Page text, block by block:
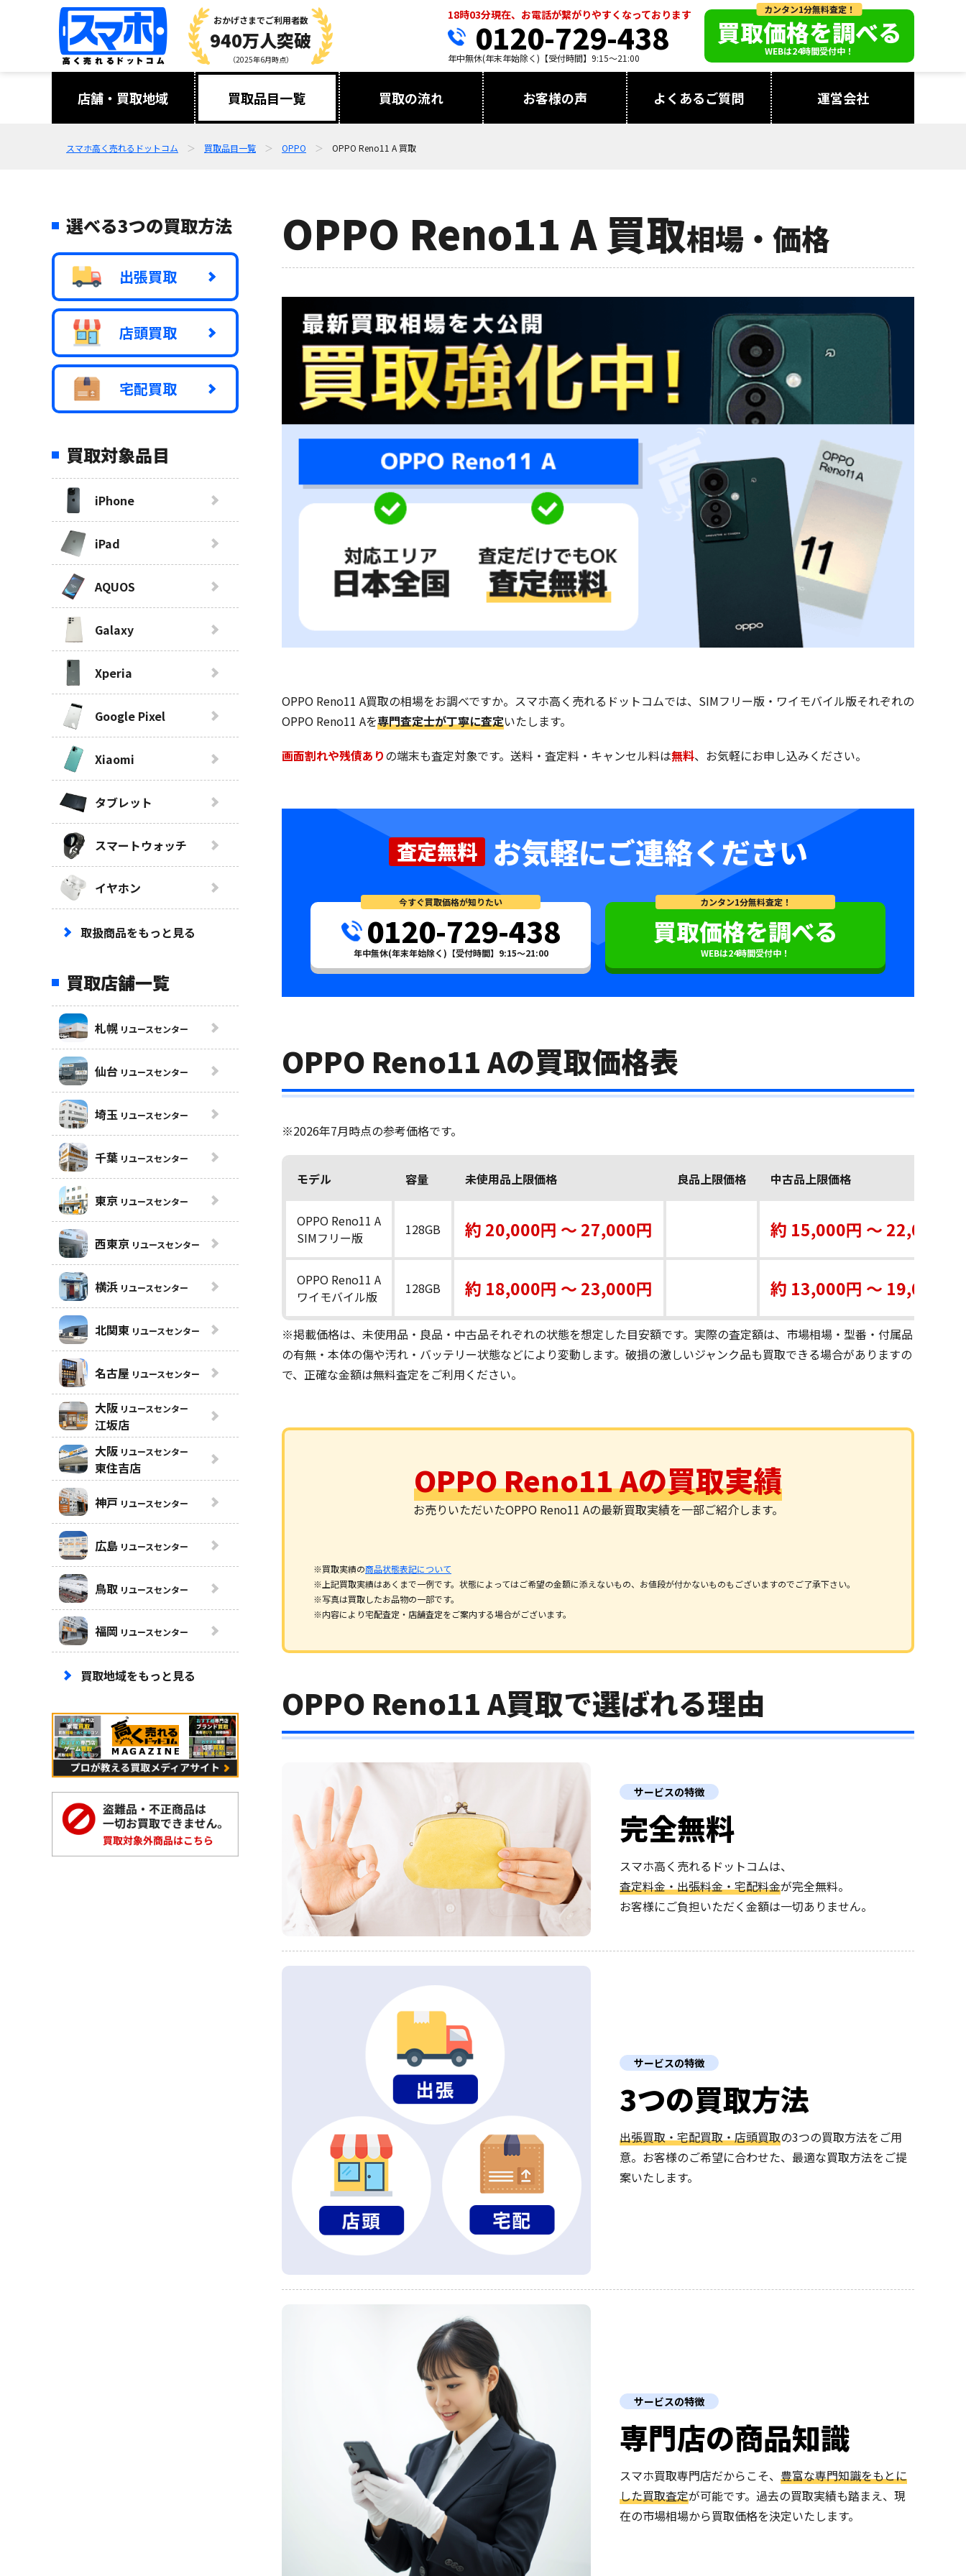
おかげさまでご利用者数
940万人突破
（2025年6月時点）
18時03分現在、お電話が繋がりやすくなっております
0120-729-438
年中無休(年末年始除く)【受付時間】9:15～21:00
カンタン1分無料査定！
買取価格を調べる
WEBは24時間受付中！
店舗・買取地域 買取品目一覧 買取の流れ お客様の声 よくあるご質問 運営会社
スマホ高く売れるドットコム 買取品目一覧 OPPO OPPO Reno11 A 買取
OPPO Reno11 A 買取相場・価格
OPPO Reno11 A買取の相場をお調べですか。スマホ高く売れるドットコムでは、SIMフリー版・ワイモバイル版それぞれの
OPPO Reno11 Aを専門査定士が丁寧に査定いたします。
画面割れや残債ありの端末も査定対象です。送料・査定料・キャンセル料は無料、お気軽にお申し込みください。
査定無料 お気軽にご連絡ください
今すぐ買取価格が知りたい
0120-729-438
年中無休(年末年始除く)【受付時間】9:15～21:00
カンタン1分無料査定！
買取価格を調べる
WEBは24時間受付中！
OPPO Reno11 Aの買取価格表
※2026年7月時点の参考価格です。
モデル 容量 未使用品上限価格 良品上限価格 中古品上限価格
OPPO Reno11 A
SIMフリー版
128GB 約 20,000円 〜 27,000円 約 15,000円 〜 22,000円
OPPO Reno11 A
ワイモバイル版
128GB 約 18,000円 〜 23,000円 約 13,000円 〜 19,000円
※掲載価格は、未使用品・良品・中古品それぞれの状態を想定した目安額です。実際の査定額は、市場相場・型番・付属品
の有無・本体の傷や汚れ・バッテリー状態などにより変動します。破損の激しいジャンク品も買取できる場合がありますの
で、正確な金額は無料査定をご利用ください。
OPPO Reno11 Aの買取実績
お売りいただいたOPPO Reno11 Aの最新買取実績を一部ご紹介します。
※買取実績の商品状態表記について
※上記買取実績はあくまで一例です。状態によってはご希望の金額に添えないもの、お値段が付かないものもございますのでご了承下さい。
※写真は買取したお品物の一部です。
※内容により宅配査定・店舗査定をご案内する場合がございます。
OPPO Reno11 A買取で選ばれる理由
サービスの特徴
完全無料
スマホ高く売れるドットコムは、
査定料金・出張料金・宅配料金が完全無料。
お客様にご負担いただく金額は一切ありません。
サービスの特徴
3つの買取方法
出張買取・宅配買取・店頭買取の3つの買取方法をご用
意。お客様のご希望に合わせた、最適な買取方法をご提
案いたします。
サービスの特徴
専門店の商品知識
スマホ買取専門店だからこそ、 豊富な専門知識をもとに
した買取査定が可能です。過去の買取実績も踏まえ、現
在の市場相場から買取価格を決定いたします。
選べる3つの買取方法
出張買取
店頭買取
宅配買取
買取対象品目
iPhone
iPad
AQUOS
Galaxy
Xperia
Google Pixel
Xiaomi
タブレット
スマートウォッチ
イヤホン
取扱商品をもっと見る
買取店舗一覧
札幌 リユースセンター
仙台 リユースセンター
埼玉 リユースセンター
千葉 リユースセンター
東京 リユースセンター
西東京 リユースセンター
横浜 リユースセンター
北関東 リユースセンター
名古屋 リユースセンター
大阪 リユースセンター
江坂店
大阪 リユースセンター
東住吉店
神戸 リユースセンター
広島 リユースセンター
鳥取 リユースセンター
福岡 リユースセンター
買取地域をもっと見る